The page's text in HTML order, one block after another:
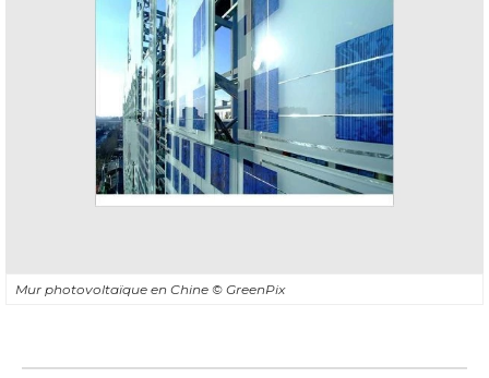
Mur photovoltaïque en Chine © GreenPix